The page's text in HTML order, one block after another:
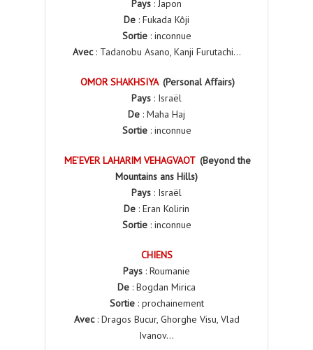
Pays : Japon
De : Fukada Kôji
Sortie: inconnue
Avec: Tadanobu Asano, Kanji Furutachi…
OMOR SHAKHSIYA (Personal Affairs)
Pays : Israël
De : Maha Haj
Sortie: inconnue
ME’EVER LAHARIM VEHAGVAOT (Beyond the
Mountains ans Hills)
Pays : Israël
De : Eran Kolirin
Sortie: inconnue
CHIENS
Pays : Roumanie
De : Bogdan Mirica
Sortie: prochainement
Avec: Dragos Bucur, Ghorghe Visu, Vlad
Ivanov…